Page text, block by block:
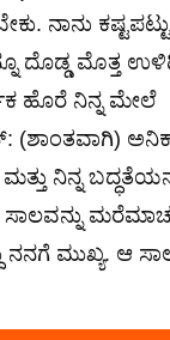
ನಾನು ಕಷ್ಟಪಟ್ಟು
ದೊಡ್ಡ ಮೊತ್ತ
ಹೊರೆ ನಿನ್ನ ಮೇಲೆ
ಅನಿಕಾ,
ಮತ್ತು ನಿನ್ನ
ಸಾಲವನ್ನು
ಮುಖ್ಯ. ಆ